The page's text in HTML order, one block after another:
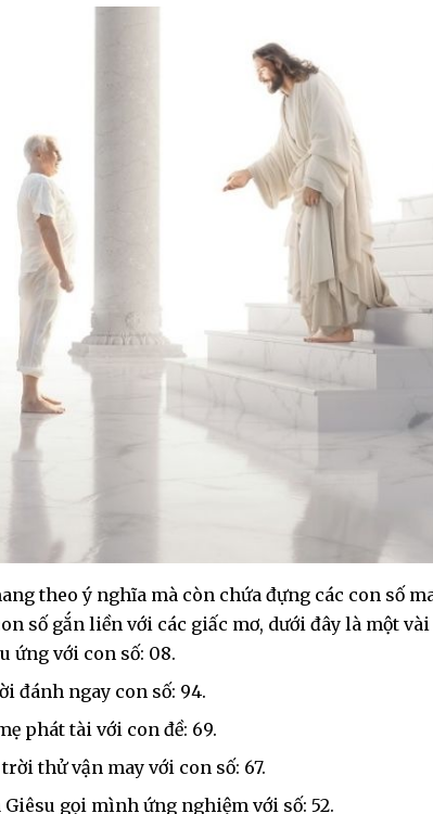
theo ý nghĩa mà còn chứa đựng các con số
số gắn liền với các giấc mơ, dưới đây là một vài
ứng với con số: 08.
đánh ngay con số: 94.
phát tài với con đề: 69.
thử vận may với con số: 67.
gọi mình ứng nghiệm với số: 52.